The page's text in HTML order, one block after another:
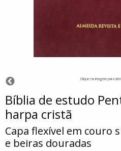
Clique na imagem para
Bíblia de estudo
harpa cristã
Capa flexível em couro
e beiras douradas